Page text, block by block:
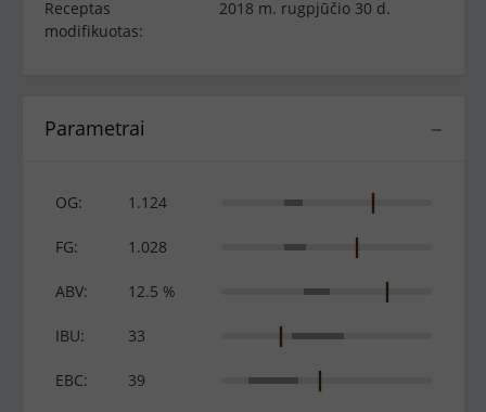
Receptas
modifikuotas:
2018 m. rugpjūčio 30 d.
−
Parametrai
OG: 1.124
FG: 1.028
ABV: 12.5 %
IBU: 33
EBC: 39